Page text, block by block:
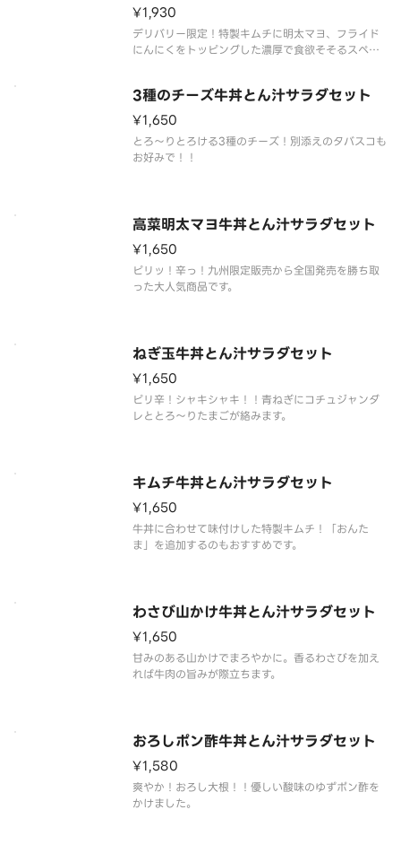
¥1,930
デリバリー限定！特製キムチに明太マヨ、フライド
にんにくをトッピングした濃厚で食欲そそるスペシ
3種のチーズ牛丼とん汁サラダセット
¥1,650
とろ～りとろける3種のチーズ！別添えのタバスコも
お好みで！！
高菜明太マヨ牛丼とん汁サラダセット
¥1,650
ピリッ！辛っ！九州限定販売から全国発売を勝ち取
った大人気商品です。
ねぎ玉牛丼とん汁サラダセット
¥1,650
ピリ辛！シャキシャキ！！青ねぎにコチュジャンダ
レととろ～りたまごが絡みます。
キムチ牛丼とん汁サラダセット
¥1,650
牛丼に合わせて味付けした特製キムチ！「おんた
ま」を追加するのもおすすめです。
わさび山かけ牛丼とん汁サラダセット
¥1,650
甘みのある山かけでまろやかに。香るわさびを加え
れば牛肉の旨みが際立ちます。
おろしポン酢牛丼とん汁サラダセット
¥1,580
爽やか！おろし大根！！優しい酸味のゆずポン酢を
かけました。